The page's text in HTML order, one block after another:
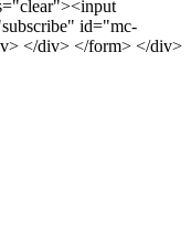
id="mc-
</div> </form> </div>